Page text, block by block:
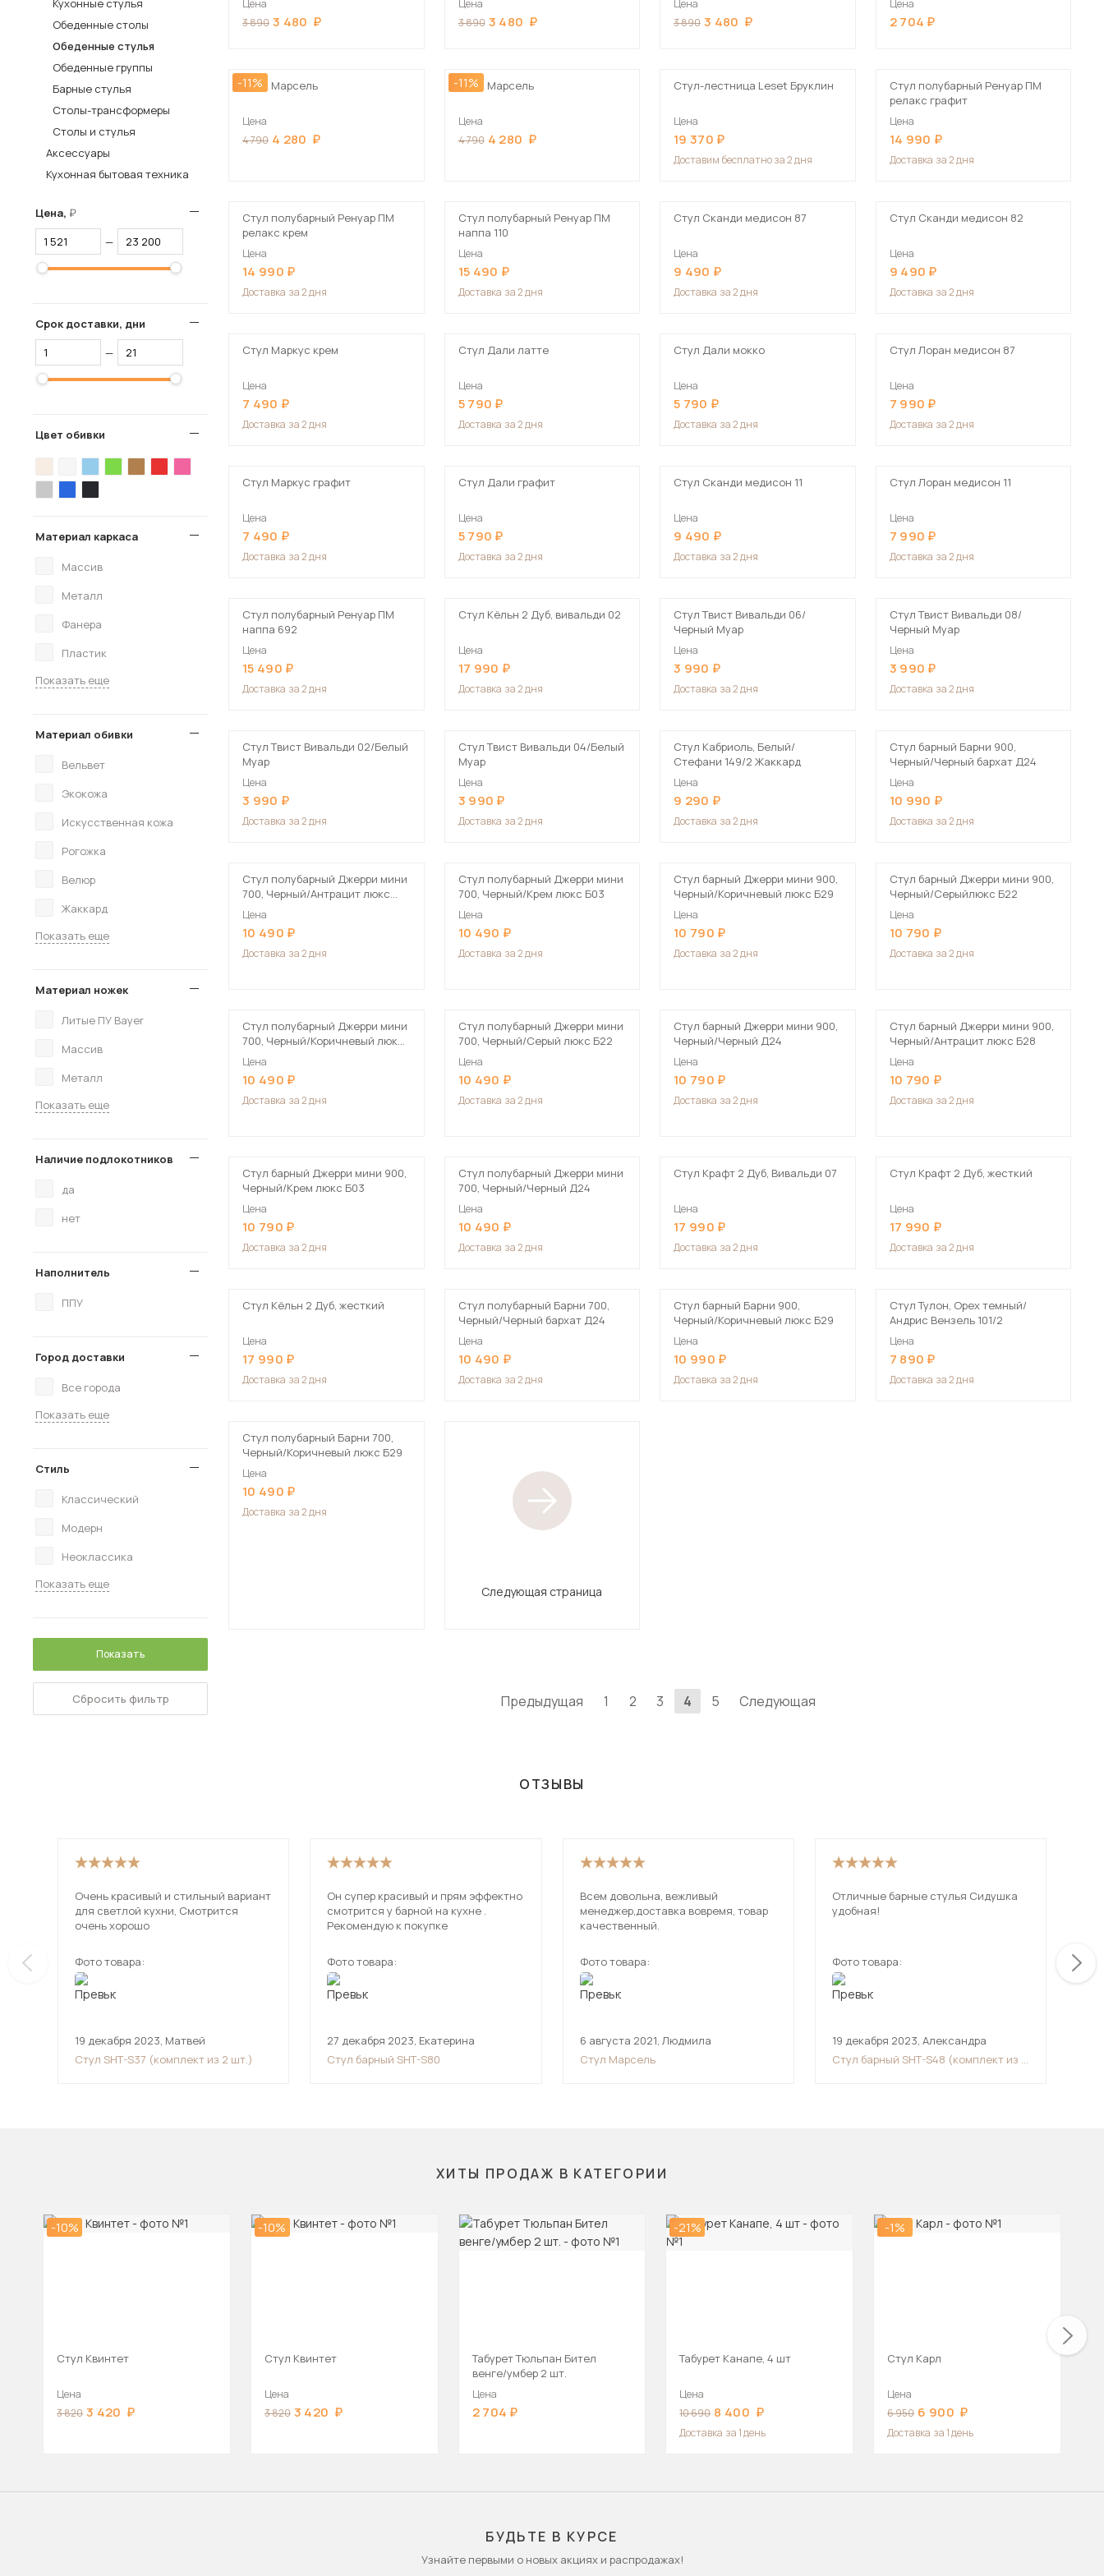
Посмотреть всю мебель для гостиных
Столы и стулья
Шкафы и стеллажи
Комоды и тумбы
Вешалки и обувницы
Гарнитуры
Посмотреть все шкафы
Кухонные стулья
Обеденные столы
Обеденные стулья
Обеденные группы
Барные стулья
Столы-трансформеры
Столы и стулья
Аксессуары
Кухонная бытовая техника
Цена,
—
Срок доставки, дни
—
Цвет обивки
Материал каркаса
Массив
Металл
Фанера
Пластик
Показать еще
Материал обивки
Вельвет
Экокожа
Искусственная кожа
Рогожка
Велюр
Жаккард
Показать еще
Материал ножек
Литые ПУ Bayer
Массив
Металл
Показать еще
Наличие подлокотников
да
нет
Наполнитель
ППУ
Город доставки
Все города
Показать еще
Стиль
Классический
Модерн
Неоклассика
Показать еще
Показать
Сбросить фильтр
Цена
3 890 3 480
Цена
3 890 3 480
Цена
3 890 3 480
Цена
2 704
-11%
Стул Марсель
Цена
4 790 4 280
-11%
Стул Марсель
Цена
4 790 4 280
Стул-лестница Leset Бруклин
Цена
19 370
Доставим бесплатно за 2 дня
Стул полубарный Ренуар ПМ
релакс графит
Цена
14 990
Доставка за 2 дня
Стул полубарный Ренуар ПМ
релакс крем
Цена
14 990
Доставка за 2 дня
Стул полубарный Ренуар ПМ
наппа 110
Цена
15 490
Доставка за 2 дня
Стул Сканди медисон 87
Цена
9 490
Доставка за 2 дня
Стул Сканди медисон 82
Цена
9 490
Доставка за 2 дня
Стул Маркус крем
Цена
7 490
Доставка за 2 дня
Стул Дали латте
Цена
5 790
Доставка за 2 дня
Стул Дали мокко
Цена
5 790
Доставка за 2 дня
Стул Лоран медисон 87
Цена
7 990
Доставка за 2 дня
Стул Маркус графит
Цена
7 490
Доставка за 2 дня
Стул Дали графит
Цена
5 790
Доставка за 2 дня
Стул Сканди медисон 11
Цена
9 490
Доставка за 2 дня
Стул Лоран медисон 11
Цена
7 990
Доставка за 2 дня
Стул полубарный Ренуар ПМ
наппа 692
Цена
15 490
Доставка за 2 дня
Стул Кёльн 2 Дуб, вивальди 02
Цена
17 990
Доставка за 2 дня
Стул Твист Вивальди 06/
Черный Муар
Цена
3 990
Доставка за 2 дня
Стул Твист Вивальди 08/
Черный Муар
Цена
3 990
Доставка за 2 дня
Стул Твист Вивальди 02/Белый
Муар
Цена
3 990
Доставка за 2 дня
Стул Твист Вивальди 04/Белый
Муар
Цена
3 990
Доставка за 2 дня
Стул Кабриоль, Белый/
Стефани 149/2 Жаккард
Цена
9 290
Доставка за 2 дня
Стул барный Барни 900,
Черный/Черный бархат Д24
Цена
10 990
Доставка за 2 дня
Стул полубарный Джерри мини
700, Черный/Антрацит люкс
Б28
Цена
10 490
Доставка за 2 дня
Стул полубарный Джерри мини
700, Черный/Крем люкс Б03
Цена
10 490
Доставка за 2 дня
Стул барный Джерри мини 900,
Черный/Коричневый люкс Б29
Цена
10 790
Доставка за 2 дня
Стул барный Джерри мини 900,
Черный/Серыйлюкс Б22
Цена
10 790
Доставка за 2 дня
Стул полубарный Джерри мини
700, Черный/Коричневый люкс
Б29
Цена
10 490
Доставка за 2 дня
Стул полубарный Джерри мини
700, Черный/Серый люкс Б22
Цена
10 490
Доставка за 2 дня
Стул барный Джерри мини 900,
Черный/Черный Д24
Цена
10 790
Доставка за 2 дня
Стул барный Джерри мини 900,
Черный/Антрацит люкс Б28
Цена
10 790
Доставка за 2 дня
Стул барный Джерри мини 900,
Черный/Крем люкс Б03
Цена
10 790
Доставка за 2 дня
Стул полубарный Джерри мини
700, Черный/Черный Д24
Цена
10 490
Доставка за 2 дня
Стул Крафт 2 Дуб, Вивальди 07
Цена
17 990
Доставка за 2 дня
Стул Крафт 2 Дуб, жесткий
Цена
17 990
Доставка за 2 дня
Стул Кёльн 2 Дуб, жесткий
Цена
17 990
Доставка за 2 дня
Стул полубарный Барни 700,
Черный/Черный бархат Д24
Цена
10 490
Доставка за 2 дня
Стул барный Барни 900,
Черный/Коричневый люкс Б29
Цена
10 990
Доставка за 2 дня
Стул Тулон, Орех темный/
Андрис Вензель 101/2
Цена
7 890
Доставка за 2 дня
Стул полубарный Барни 700,
Черный/Коричневый люкс Б29
Цена
10 490
Доставка за 2 дня
Следующая страница
Предыдущая 1 2 3 4 5 Следующая
ОТЗЫВЫ
Очень красивый и стильный вариант
для светлой кухни, Смотрится
очень хорошо
Фото товара:
19 декабря 2023, Матвей
Стул SHT-S37 (комплект из 2 шт.)
Он супер красивый и прям эффектно
смотрится у барной на кухне .
Рекомендую к покупке
Фото товара:
27 декабря 2023, Екатерина
Стул барный SHT-S80
Всем довольна, вежливый
менеджер,доставка вовремя, товар
качественный.
Фото товара:
6 августа 2021, Людмила
Стул Марсель
Отличные барные стулья Сидушка
удобная!
Фото товара:
19 декабря 2023, Александра
Стул барный SHT-S48 (комплект из 2
ХИТЫ ПРОДАЖ В КАТЕГОРИИ
-10%
Стул Квинтет
Цена
3 820 3 420
-10%
Стул Квинтет
Цена
3 820 3 420
Табурет Тюльпан Бител
венге/умбер 2 шт.
Цена
2 704
-21%
Табурет Канапе, 4 шт
Цена
10 690 8 400
Доставка за 1 день
-1%
Стул Карл
Цена
6 950 6 900
Доставка за 1 день
БУДЬТЕ В КУРСЕ
Узнайте первыми о новых акциях и распродажах!